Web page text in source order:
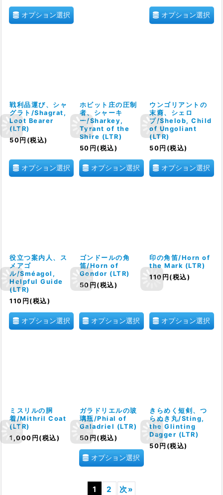
オプション選択 オプション選択
戦利品運び、シャ
グラト/Shagrat,
Loot Bearer
(LTR)
50 円 (税込)
オプション選択
ホビット庄の圧制
者、シャーキ
ー/Sharkey,
Tyrant of the
Shire (LTR)
50 円 (税込)
オプション選択
ウンゴリアントの
末裔、シェロ
ブ/Shelob, Child
of Ungoliant
(LTR)
50 円 (税込)
オプション選択
役立つ案内人、ス
メアゴ
ル/Sméagol,
Helpful Guide
(LTR)
110 円 (税込)
オプション選択
ゴンドールの角
笛/Horn of
Gondor (LTR)
50 円 (税込)
オプション選択
印の角笛/Horn of
the Mark (LTR)
110 円 (税込)
オプション選択
ミスリルの胴
着/Mithril Coat
(LTR)
1,000 円 (税込)
ガラドリエルの玻
璃瓶/Phial of
Galadriel (LTR)
50 円 (税込)
オプション選択
きらめく短剣、つ
らぬき丸/Sting,
the Glinting
Dagger (LTR)
50 円 (税込)
1 2 次 »